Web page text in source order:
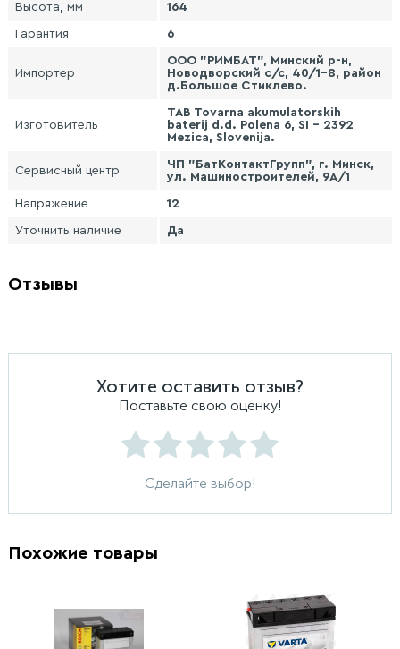
Высота, мм 164
Гарантия 6
Импортер
ООО "РИМБАТ", Минский р-н,
Новодворский с/с, 40/1-8, район
д.Большое Стиклево.
Изготовитель
TAB Tovarna akumulatorskih
baterij d.d. Polena 6, SI - 2392
Mezica, Slovenija.
Сервисный центр
ЧП "БатКонтактГрупп", г. Минск,
ул. Машиностроителей, 9А/1
Напряжение 12
Уточнить наличие Да
Отзывы
Хотите оставить отзыв?
Поставьте свою оценку!
Сделайте выбор!
Похожие товары